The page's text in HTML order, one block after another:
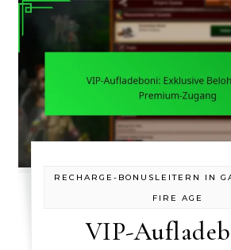
RECHARGE-BONUSLEITERN IN
FIRE AGE
VIP-